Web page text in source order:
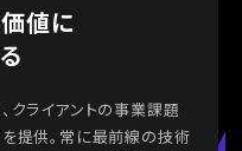
値に
クライアントの事業課題
提供。常に最前線の技術